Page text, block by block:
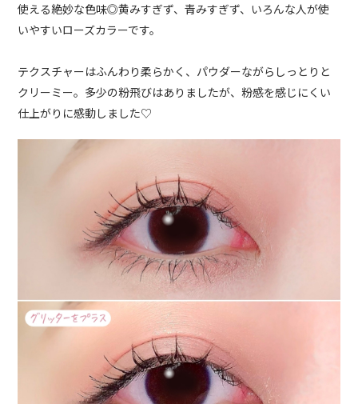
使える絶妙な色味◎黄みすぎず、青みすぎず、いろんな人が使
いやすいローズカラーです。
テクスチャーはふんわり柔らかく、パウダーながらしっとりと
クリーミー。多少の粉飛びはありましたが、粉感を感じにくい
仕上がりに感動しました♡